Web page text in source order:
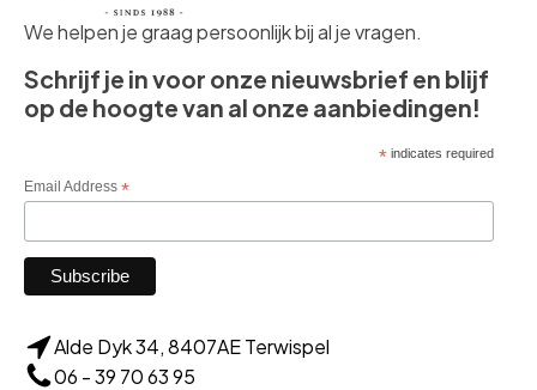
We helpen je graag persoonlijk bij al je vragen.
Schrijf je in voor onze nieuwsbrief en blijf
op de hoogte van al onze aanbiedingen!
*indicates required
Email Address *
Alde Dyk 34, 8407AE Terwispel
06 - 39 70 63 95